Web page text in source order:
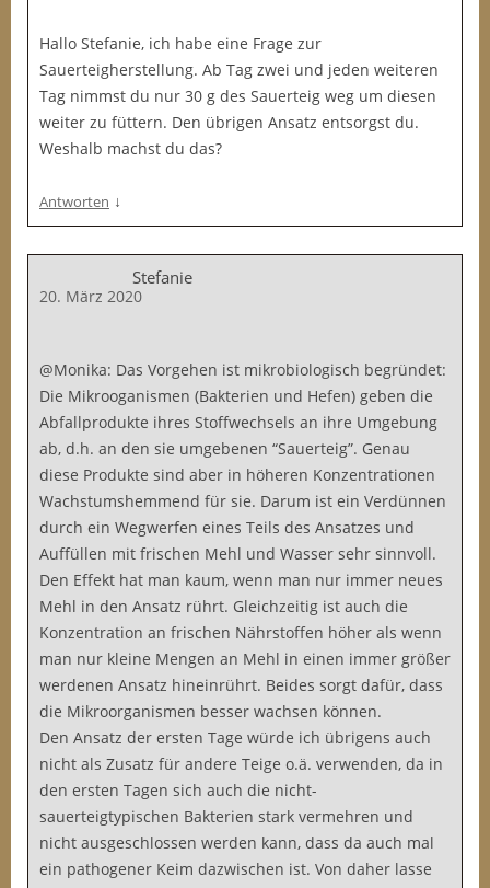
Hallo Stefanie, ich habe eine Frage zur
Sauerteigherstellung. Ab Tag zwei und jeden weiteren
Tag nimmst du nur 30 g des Sauerteig weg um diesen
weiter zu füttern. Den übrigen Ansatz entsorgst du.
Weshalb machst du das?
Antworten ↓
Stefanie
20. März 2020
@Monika: Das Vorgehen ist mikrobiologisch begründet:
Die Mikrooganismen (Bakterien und Hefen) geben die
Abfallprodukte ihres Stoffwechsels an ihre Umgebung
ab, d.h. an den sie umgebenen “Sauerteig”. Genau
diese Produkte sind aber in höheren Konzentrationen
Wachstumshemmend für sie. Darum ist ein Verdünnen
durch ein Wegwerfen eines Teils des Ansatzes und
Auffüllen mit frischen Mehl und Wasser sehr sinnvoll.
Den Effekt hat man kaum, wenn man nur immer neues
Mehl in den Ansatz rührt. Gleichzeitig ist auch die
Konzentration an frischen Nährstoffen höher als wenn
man nur kleine Mengen an Mehl in einen immer größer
werdenen Ansatz hineinrührt. Beides sorgt dafür, dass
die Mikroorganismen besser wachsen können.
Den Ansatz der ersten Tage würde ich übrigens auch
nicht als Zusatz für andere Teige o.ä. verwenden, da in
den ersten Tagen sich auch die nicht-
sauerteigtypischen Bakterien stark vermehren und
nicht ausgeschlossen werden kann, dass da auch mal
ein pathogener Keim dazwischen ist. Von daher lasse